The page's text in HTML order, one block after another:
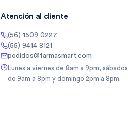
Atención al cliente
(56) 1509 0227
(55) 9414 8121
pedidos@farmasmart.com
Lunes a viernes de 8am a 9pm, sábados
de 9am a 8pm y domingo 2pm a 8pm.